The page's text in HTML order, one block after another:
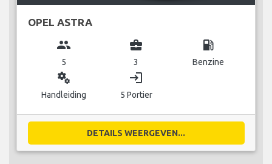
OPEL ASTRA
group
5
business_center
3
local_gas_station
Benzine
miscellaneous_services
Handleiding
login
5 Portier
DETAILS WEERGEVEN...